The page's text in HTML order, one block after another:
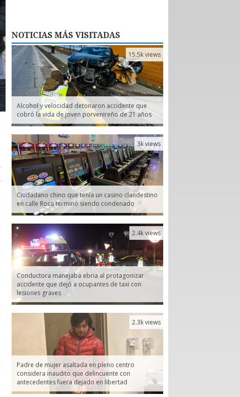
NOTICIAS MÁS VISITADAS
Alcohol y velocidad detonaron accidente que
cobró la vida de joven porvenireño de 21 años
15.5k views
Ciudadano chino que tenía un casino clandestino
en calle Roca terminó siendo condenado
3k views
Conductora manejaba ebria al protagonizar
accidente que dejó a ocupantes de taxi con
lesiones graves
2.4k views
Padre de mujer asaltada en pleno centro
considera inaudito que delincuente con
antecedentes fuera dejado en libertad
2.3k views